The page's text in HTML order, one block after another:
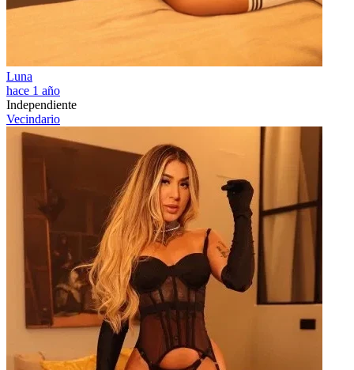
Luna
hace 1 año
Independiente
Vecindario